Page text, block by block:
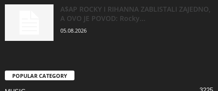
A$AP ROCKY I RIHANNA ZABLISTALI ZAJEDNO,
A OVO JE POVOD: Rocky...
05.08.2026
POPULAR CATEGORY